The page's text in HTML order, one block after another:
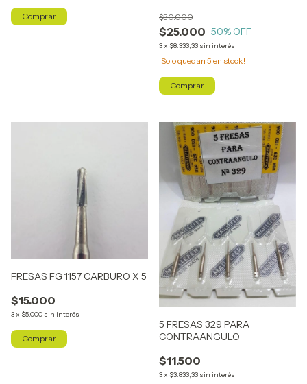
$25.000
$50.000
50% OFF
3x $8.333,33 sin interés
¡Solo quedan 5 en stock!
FRESAS FG 1157 CARBURO X 5
$15.000
3x $5.000 sin interés
5 FRESAS 329 PARA
CONTRAANGULO
$11.500
3x $3.833,33 sin interés